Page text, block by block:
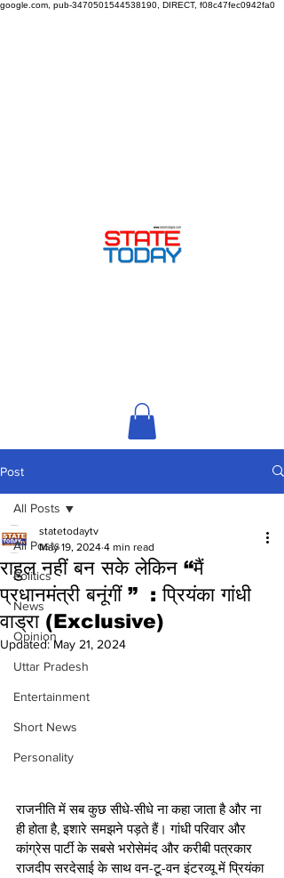
google.com, pub-3470501544538190, DIRECT, f08c47fec0942fa0
Post
All Posts
Politics
News
Opinion
Uttar Pradesh
Entertainment
Short News
Personality
All Posts
राहुल नहीं बन सके लेकिन “मैं
प्रधानमंत्री बनूंगीं ” : प्रियंका गांधी
वाड्रा (Exclusive)
statetodaytv
May 19, 2024 4 min read
Updated:May 21, 2024
राजनीति में सब कुछ सीधे-सीधे ना कहा जाता है और ना
ही होता है, इशारे समझने पड़ते हैं। गांधी परिवार और
कांग्रेस पार्टी के सबसे भरोसेमंद और करीबी पत्रकार
राजदीप सरदेसाई के साथ वन-टू-वन इंटरव्यू में प्रियंका